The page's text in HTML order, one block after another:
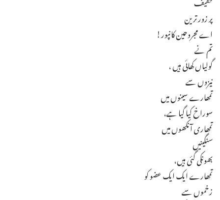
پر زور ترین
اے مجروحین کانپور!
تم نے
گولیاں کھائی ہیں ،
نیزوں سے
تمھارے سینوں میں
سوراخ کیا گیا ہے،
تمھاری آنکھوں میں
سنگینیں
بھونکی گئی ہیں،
تمھارے ایک ایک عضو کو
زخموں سے